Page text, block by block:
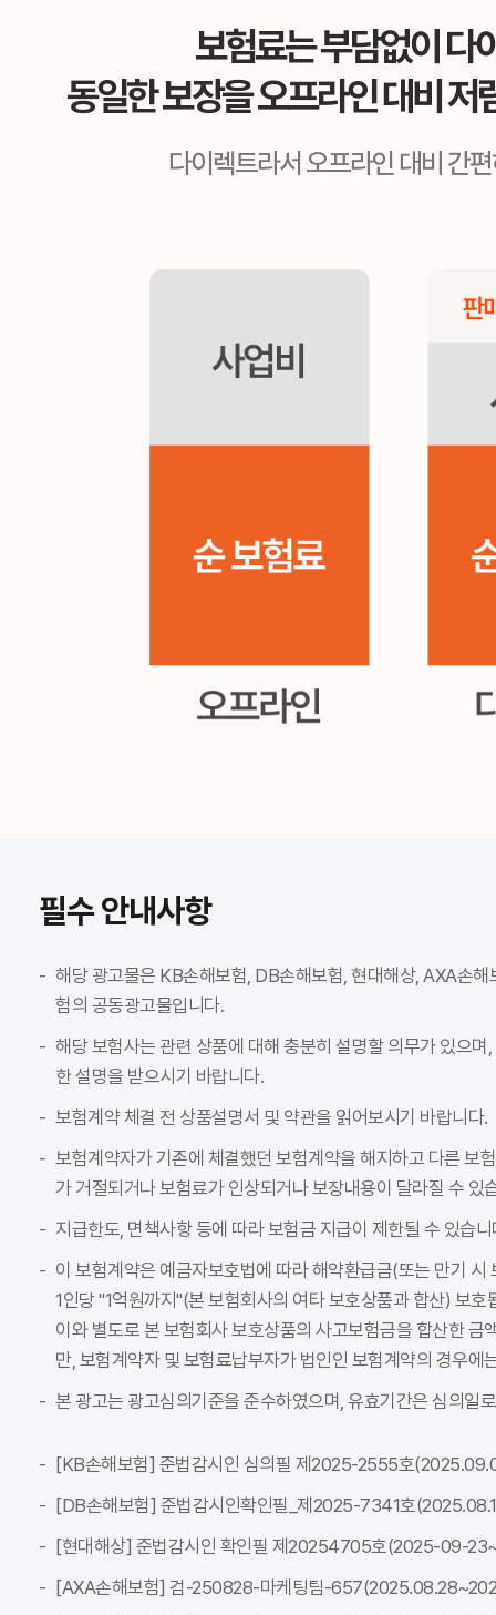
보험료는 부담없이 다
동일한 보장을 오프라인 대비 저
다이렉트라서 오프라인 대비 간
필수 안내사항
해당 광고물은 KB손해보험, DB손해보험, 현대해상, AXA손
험의 공동광고물입니다.
해당 보험사는 관련 상품에 대해 충분히 설명할 의무가 있으
한 설명을 받으시기 바랍니다.
보험계약 체결 전 상품설명서 및 약관을 읽어보시기 바랍니다.
보험계약자가 기존에 체결했던 보험계약을 해지하고 다른 보
가 거절되거나 보험료가 인상되거나 보장내용이 달라질 수 있
지급한도, 면책사항 등에 따라 보험금 지급이 제한될 수 있습니
이 보험계약은 예금자보호법에 따라 해약환급금(또는 만기
1인당 "1억원까지"(본 보험회사의 여타 보호상품과 합산) 보호
이와 별도로 본 보험회사 보호상품의 사고보험금을 합산한 금
만, 보험계약자 및 보험료납부자가 법인인 보험계약의 경우에
본 광고는 광고심의기준을 준수하였으며, 유효기간은 심의일
[KB손해보험] 준법감시인 심의필 제2025-2555호
[DB손해보험] 준법감시인확인필_제2025-7341호
[현대해상] 준법감시인 확인필 제20254705호(2025-09-
[AXA손해보험] 검-250828-마케팅팀-